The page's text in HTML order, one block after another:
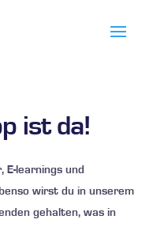
ist da!
E-learnings und
wirst du in unserem
gehalten, was in